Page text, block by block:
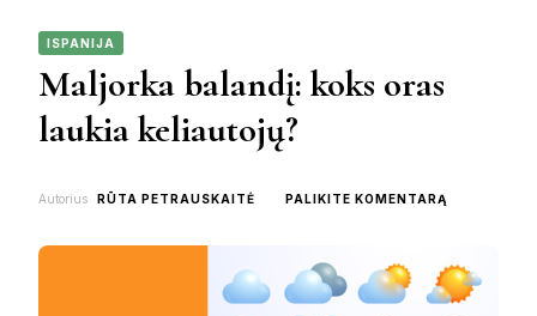
ISPANIJA
Maljorka balandį: koks oras
laukia keliautojų?
Autorius RŪTA PETRAUSKAITĖ PALIKITE KOMENTARĄ
KOKS
ORAS
LAUKIA